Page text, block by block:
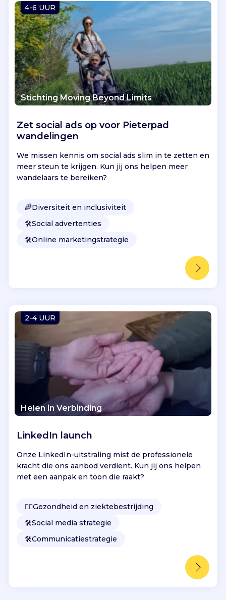
4-6 UUR
Stichting Moving Beyond Limits
Zet social ads op voor Pieterpad
wandelingen
We missen kennis om social ads slim in te zetten en
meer steun te krijgen. Kun jij ons helpen meer
wandelaars te bereiken?
🌈Diversiteit en inclusiviteit
🛠️Social advertenties
🛠️Online marketingstrategie
2-4 UUR
Helen in Verbinding
LinkedIn launch
Onze LinkedIn-uitstraling mist de professionele
kracht die ons aanbod verdient. Kun jij ons helpen
met een aanpak en toon die raakt?
👩‍⚕️Gezondheid en ziektebestrijding
🛠️Social media strategie
🛠️Communicatiestrategie